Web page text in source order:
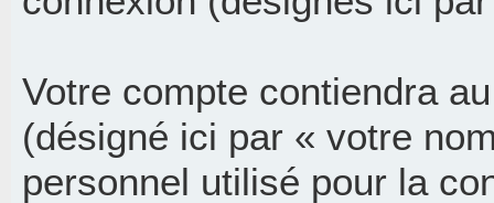
Votre compte contiendra
(désigné ici par « votre
personnel utilisé pour la